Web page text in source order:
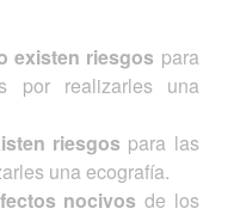
existen riesgos para
por realizarles una
riesgos para las
una ecografía.
nocivos de los